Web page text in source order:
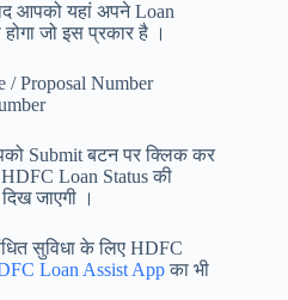
आपको यहां अपने Loan
जो इस प्रकार है ।
/ Proposal Number
Submit बटन पर क्लिक कर
Loan Status की
जाएगी ।
सुविधा के लिए HDFC
Loan Assist Appका भी